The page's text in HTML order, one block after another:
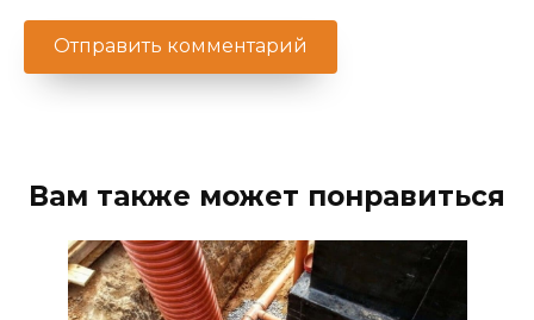
Вам также может понравиться